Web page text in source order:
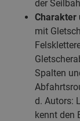
der
Charakter
mit
Spalten
d. Autors:
kennt den